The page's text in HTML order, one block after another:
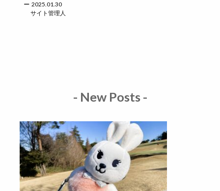
2025.01.30
サイト管理人
- New Posts -